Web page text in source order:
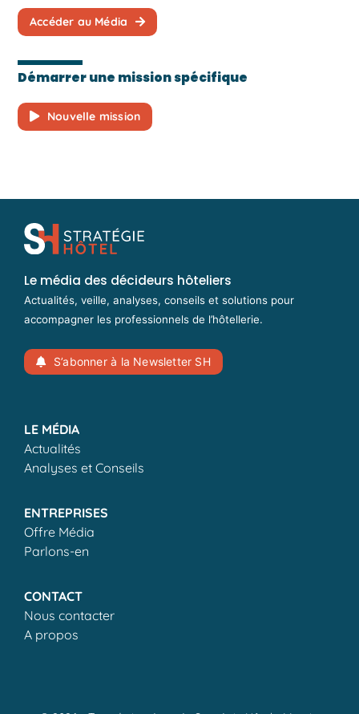
Accéder au Média
Démarrer une mission spécifique
Nouvelle mission
Le média des décideurs hôteliers
Actualités, veille, analyses, conseils et solutions pour
accompagner les professionnels de l’hôtellerie.
S’abonner à la Newsletter SH
LE MÉDIA
Actualités
Analyses et Conseils
ENTREPRISES
Offre Média
Parlons-en
CONTACT
Nous contacter
A propos